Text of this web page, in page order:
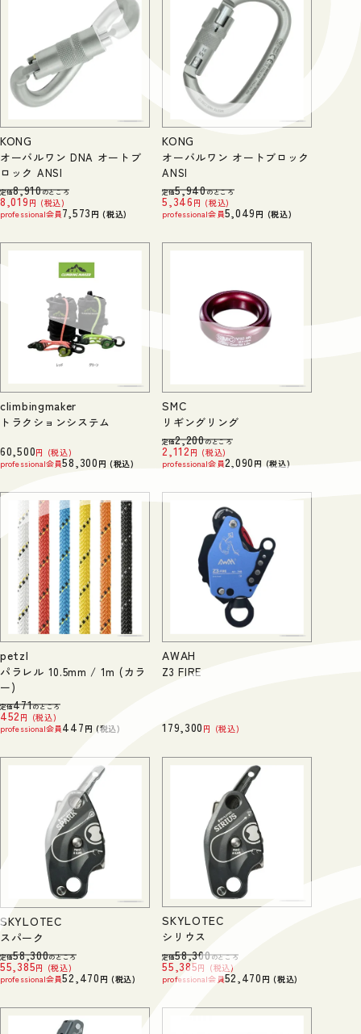
KONG
オーバルワン DNA オートブ
ロック ANSI
定価8,910のところ
8,019
税込
professional会員7,573 税込
KONG
オーバルワン オートブロック
ANSI
定価5,940のところ
5,346
税込
professional会員5,049 税込
climbingmaker
トラクションシステム
60,500
税込
professional会員58,300 税込
SMC
リギングリング
定価2,200のところ
2,112
税込
professional会員2,090 税込
petzl
パラレル 10.5mm / 1m (カラ
ー)
定価471のところ
452
税込
professional会員447 税込
AWAH
Z3 FIRE
179,300 税込
SKYLOTEC
スパーク
定価58,300のところ
55,385
税込
professional会員52,470 税込
SKYLOTEC
シリウス
定価58,300のところ
55,385
税込
professional会員52,470 税込